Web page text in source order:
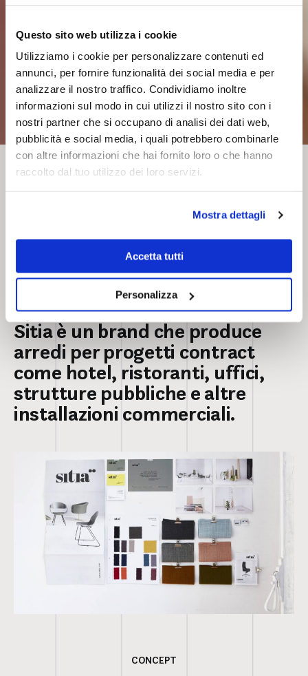
Questo sito web utilizza i cookie
Utilizziamo i cookie per personalizzare contenuti ed
annunci, per fornire funzionalità dei social media e per
analizzare il nostro traffico. Condividiamo inoltre
informazioni sul modo in cui utilizzi il nostro sito con i
nostri partner che si occupano di analisi dei dati web,
pubblicità e social media, i quali potrebbero combinarle
con altre informazioni che hai fornito loro o che hanno
raccolto dal tuo utilizzo dei loro servizi.
Mostra dettagli
Accetta tutti
Personalizza
Consulenza
Copywriting
Rendering & 3D Art
Sitia è un brand che produce
arredi per progetti contract
come hotel, ristoranti, uffici,
strutture pubbliche e altre
installazioni commerciali.
CONCEPT